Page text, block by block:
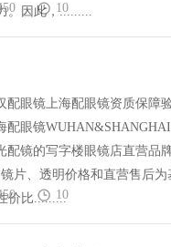
。因此，.........
10
眼镜上海配眼镜资质保障
配眼镜
镜的写字楼眼镜店直营品
片、透明价格和直营售后
价比.........
10